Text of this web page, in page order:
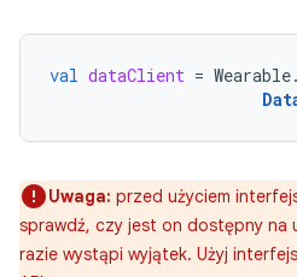
val dataClient = Wearable.
Uwaga: przed użyciem
sprawdź, czy jest on dostępny na
razie wystąpi wyjątek. Użyj